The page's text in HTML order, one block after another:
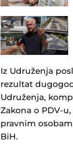
Iz Udruženja
rezultat
Udruženja,
Zakona o PDV-
pravnim
BiH.